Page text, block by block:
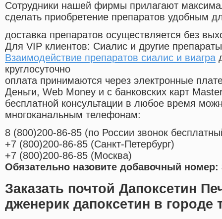
Cотрудники нашей фирмы прилагают
сделать приобретение препаратов удобным
доставка препаратов осуществляется без
Для VIP клиентов: Сиалис и другие
Взаимодействие препаратов сиалис и виагра
круглосуточно
оплата принимаются через электронные
Деньги, Web Money и с банковских карт
бесплатной консультации в любое время
многоканальным телефонам:
8 (800)200-86-85 (по России звонок
+7 (800)200-86-85 (Санкт-Петербург)
+7 (800)200-86-85 (Москва)
Обязательно назовите добавочный номер:
Заказать почтой Дапоксетин
дженерик дапоксетин в городе